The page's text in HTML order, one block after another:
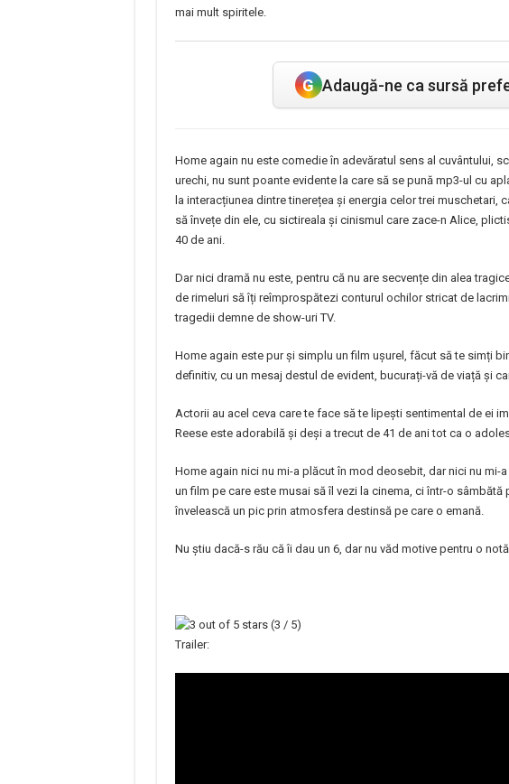
mai mult spiritele.
G Adaugă-ne ca sursă
Home again nu este comedie în adevăratul sens al cuvântului,
urechi, nu sunt poante evidente la care să se pună mp3-ul cu
la interacțiunea dintre tinerețea și energia celor trei muschetari,
să învețe din ele, cu sictireala și cinismul care zace-n Alice,
40 de ani.
Dar nici dramă nu este, pentru că nu are secvențe din alea
de rimeluri să îți reîmprospătezi conturul ochilor stricat de
tragedii demne de show-uri TV.
Home again este pur și simplu un film ușurel, făcut să te simți
definitiv, cu un mesaj destul de evident, bucurați-vă de viață și
Actorii au acel ceva care te face să te lipești sentimental de ei
Reese este adorabilă și deși a trecut de 41 de ani tot ca o
Home again nici nu mi-a plăcut în mod deosebit, dar nici nu mi-
un film pe care este musai să îl vezi la cinema, ci într-o
învelească un pic prin atmosfera destinsă pe care o emană.
Nu știu dacă-s rău că îi dau un 6, dar nu văd motive pentru o
(3 / 5)
Trailer: